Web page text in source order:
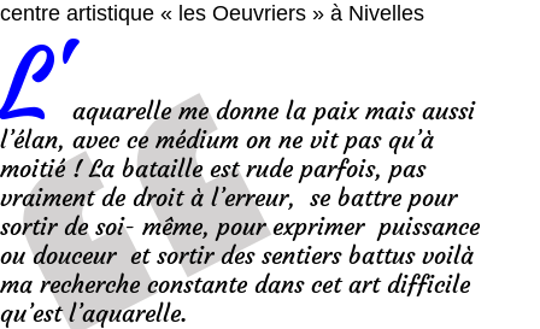
centre artistique « les Oeuvriers » à Nivelles
L'aquarelle me donne la paix mais aussi
l’élan, avec ce médium on ne vit pas qu’à
moitié ! La bataille est rude parfois, pas
vraiment de droit à l’erreur, se battre pour
sortir de soi- même, pour exprimer puissance
ou douceur et sortir des sentiers battus voilà
ma recherche constante dans cet art difficile
qu’est l’aquarelle.